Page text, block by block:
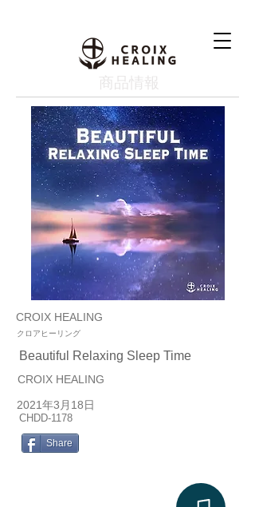
​商品情報
CROIX HEALING
クロアヒーリング
Beautiful Relaxing Sleep Time
CROIX HEALING
2021年3月18日
CHDD-1178
Share